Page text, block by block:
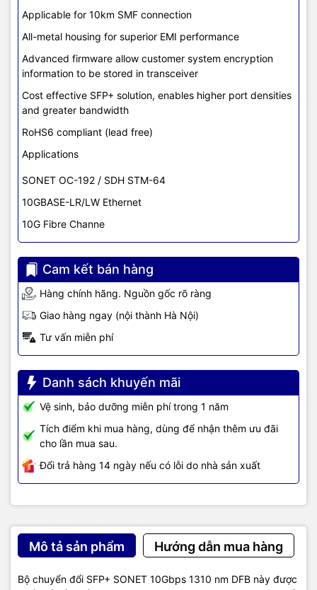
Applicable for 10km SMF connection
All-metal housing for superior EMI performance
Advanced firmware allow customer system encryption
information to be stored in transceiver
Cost effective SFP+ solution, enables higher port densities
and greater bandwidth
RoHS6 compliant (lead free)
Applications
SONET OC-192 / SDH STM-64
10GBASE-LR/LW Ethernet
10G Fibre Channe
Cam kết bán hàng
Hàng chính hãng. Nguồn gốc rõ ràng
Giao hàng ngay (nội thành Hà Nội)
Tư vấn miễn phí
Danh sách khuyến mãi
Vệ sinh, bảo dưỡng miễn phí trong 1 năm
Tích điểm khi mua hàng, dùng để nhận thêm ưu đãi
cho lần mua sau.
Đổi trả hàng 14 ngày nếu có lỗi do nhà sản xuất
Mô tả sản phẩm Hướng dẫn mua hàng
Bộ chuyển đổi SFP+ SONET 10Gbps 1310 nm DFB này được